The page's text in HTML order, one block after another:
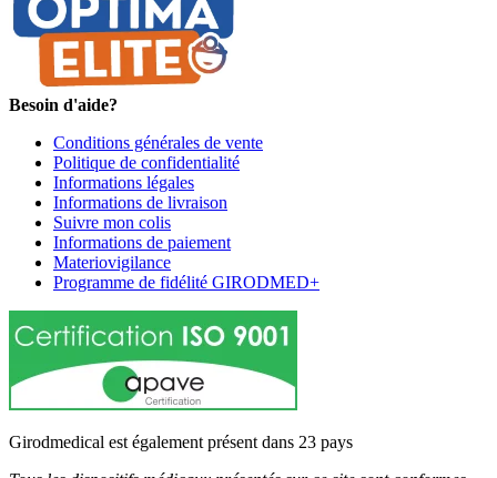
Besoin d'aide?
Conditions générales de vente
Politique de confidentialité
Informations légales
Informations de livraison
Suivre mon colis
Informations de paiement
Materiovigilance
Programme de fidélité GIRODMED+
Girodmedical est également présent dans 23 pays